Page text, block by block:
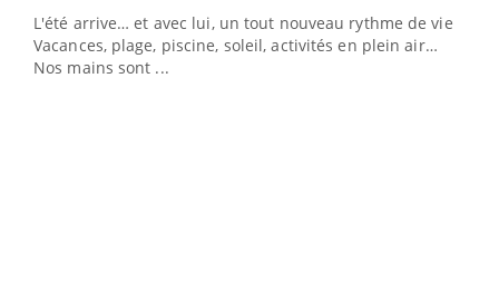
L'été arrive… et avec lui, un tout nouveau rythme de vie !
Vacances, plage, piscine, soleil, activités en plein air…
Nos mains sont ...